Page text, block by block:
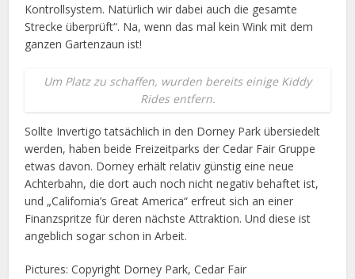
Kontrollsystem. Natürlich wir dabei auch die gesamte
Strecke überprüft“. Na, wenn das mal kein Wink mit dem
ganzen Gartenzaun ist!
Um Platz zu schaffen, wurden bereits einige Kiddy
Rides entfern.
Sollte Invertigo tatsächlich in den Dorney Park übersiedelt
werden, haben beide Freizeitparks der Cedar Fair Gruppe
etwas davon. Dorney erhält relativ günstig eine neue
Achterbahn, die dort auch noch nicht negativ behaftet ist,
und „California’s Great America“ erfreut sich an einer
Finanzspritze für deren nächste Attraktion. Und diese ist
angeblich sogar schon in Arbeit.
Pictures: Copyright Dorney Park, Cedar Fair